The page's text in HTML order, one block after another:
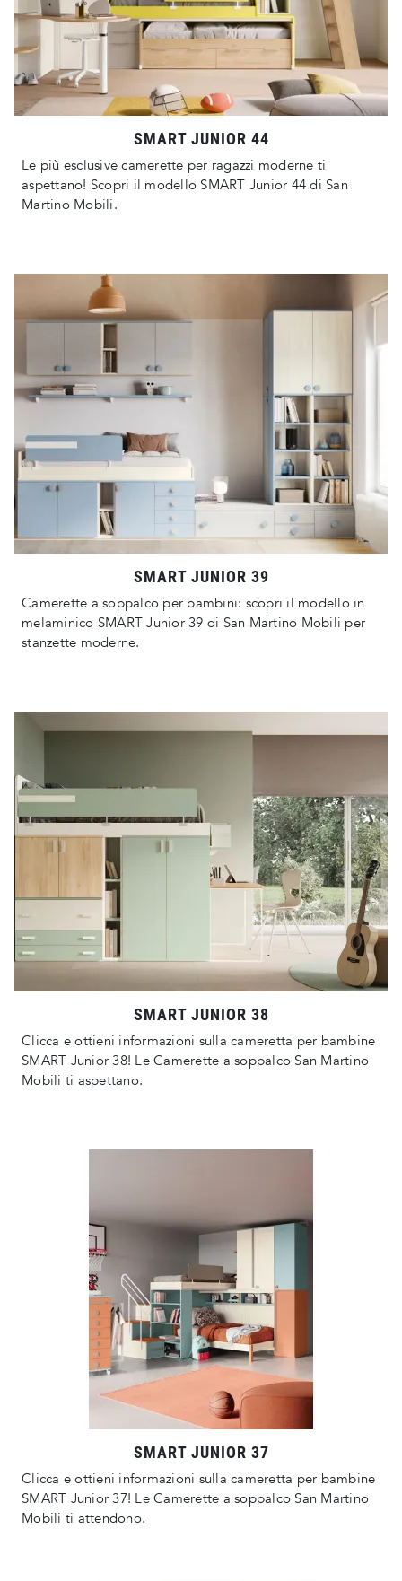
SMART JUNIOR 44
Le più esclusive camerette per ragazzi moderne ti
aspettano! Scopri il modello SMART Junior 44 di San
Martino Mobili.
SMART JUNIOR 39
Camerette a soppalco per bambini: scopri il modello in
melaminico SMART Junior 39 di San Martino Mobili per
stanzette moderne.
SMART JUNIOR 38
Clicca e ottieni informazioni sulla cameretta per bambine
SMART Junior 38! Le Camerette a soppalco San Martino
Mobili ti aspettano.
SMART JUNIOR 37
Clicca e ottieni informazioni sulla cameretta per bambine
SMART Junior 37! Le Camerette a soppalco San Martino
Mobili ti attendono.